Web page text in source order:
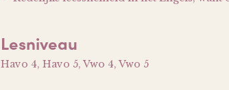
Lesniveau
Havo 4, Havo 5, Vwo 4, Vwo 5